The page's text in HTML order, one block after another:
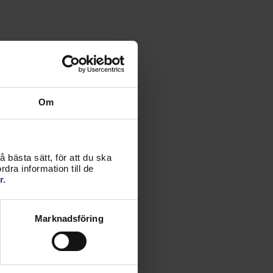
Om
bästa sätt, för att du ska
information till de
Marknadsföring